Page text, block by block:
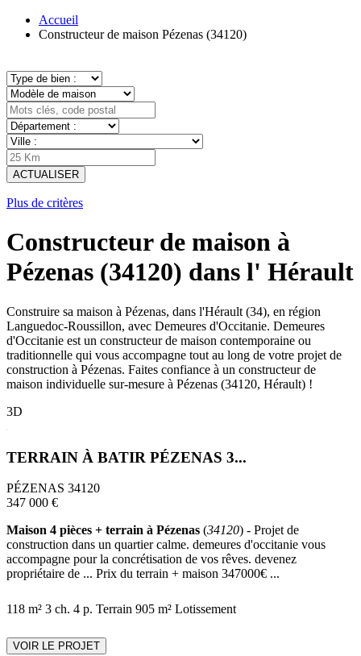
Accueil
Constructeur de maison Pézenas (34120)
ACTUALISER
Plus de critères
Constructeur de maison à
Pézenas (34120) dans l' Hérault
Construire sa maison à Pézenas, dans l'Hérault (34), en région
Languedoc-Roussillon, avec Demeures d'Occitanie. Demeures
d'Occitanie est un constructeur de maison contemporaine ou
traditionnelle qui vous accompagne tout au long de votre projet de
construction à Pézenas. Faites confiance à un constructeur de
maison individuelle sur-mesure à Pézenas (34120, Hérault) !
3D
TERRAIN À BATIR PÉZENAS 3...
PÉZENAS 34120
347 000 €
Maison 4 pièces + terrain à Pézenas (34120) - Projet de
construction dans un quartier calme. demeures d'occitanie vous
accompagne pour la concrétisation de vos rêves. devenez
propriétaire de ... Prix du terrain + maison 347000€ ...
118 m² 3 ch. 4 p. Terrain 905 m² Lotissement
VOIR LE PROJET